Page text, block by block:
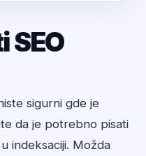
SEO
sigurni gde je
da je potrebno pisati
indeksaciji. Možda